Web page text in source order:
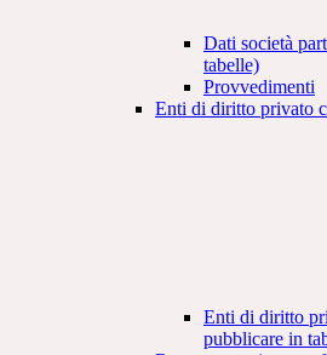
Dati società
tabelle)
Provvedimenti
Enti di diritto privato
Enti di diritto
pubblicare in